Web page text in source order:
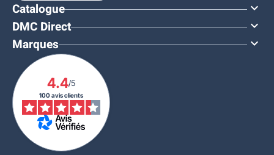
Catalogue 
DMC Direct 
Marques 
4.4/5
100 avis clients